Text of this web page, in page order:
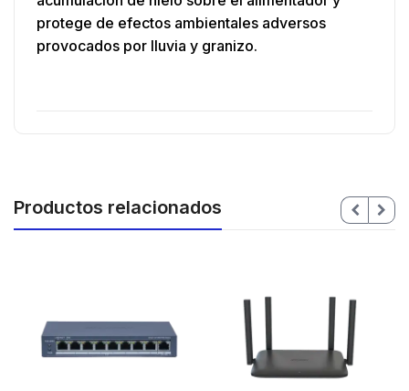
protege de efectos ambientales adversos
provocados por lluvia y granizo.
Productos relacionados